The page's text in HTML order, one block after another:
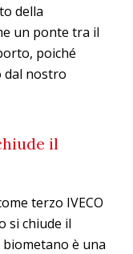
della
un ponte tra il
poiché
dal nostro
il
terzo IVECO
si chiude il
è una